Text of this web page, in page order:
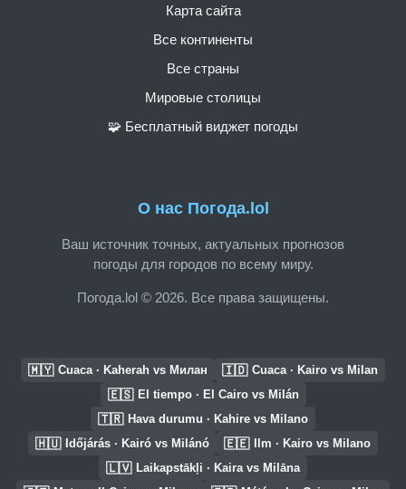
О нас Погода.lol
Ваш источник точных, актуальных прогнозов
погоды для городов по всему миру.
Погода.lol © 2026. Все права защищены.
Карта сайта
Все континенты
Все страны
Мировые столицы
🧩 Бесплатный виджет погоды
🇲🇾 Cuaca · Kaherah vs Милан 🇮🇩 Cuaca · Kairo vs Milan
🇪🇸 El tiempo · El Cairo vs Milán
🇹🇷 Hava durumu · Kahire vs Milano
🇭🇺 Időjárás · Kairó vs Milánó 🇪🇪 Ilm · Kairo vs Milano
🇱🇻 Laikapstākļi · Kaira vs Milāna